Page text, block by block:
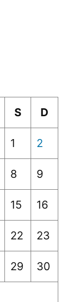
S D
1 2
8 9
15 16
22 23
29 30